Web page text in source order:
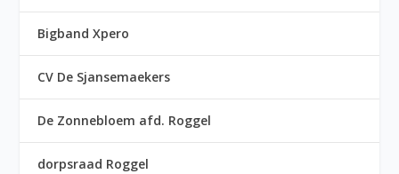
Bigband Xpero
CV De Sjansemaekers
De Zonnebloem afd. Roggel
dorpsraad Roggel